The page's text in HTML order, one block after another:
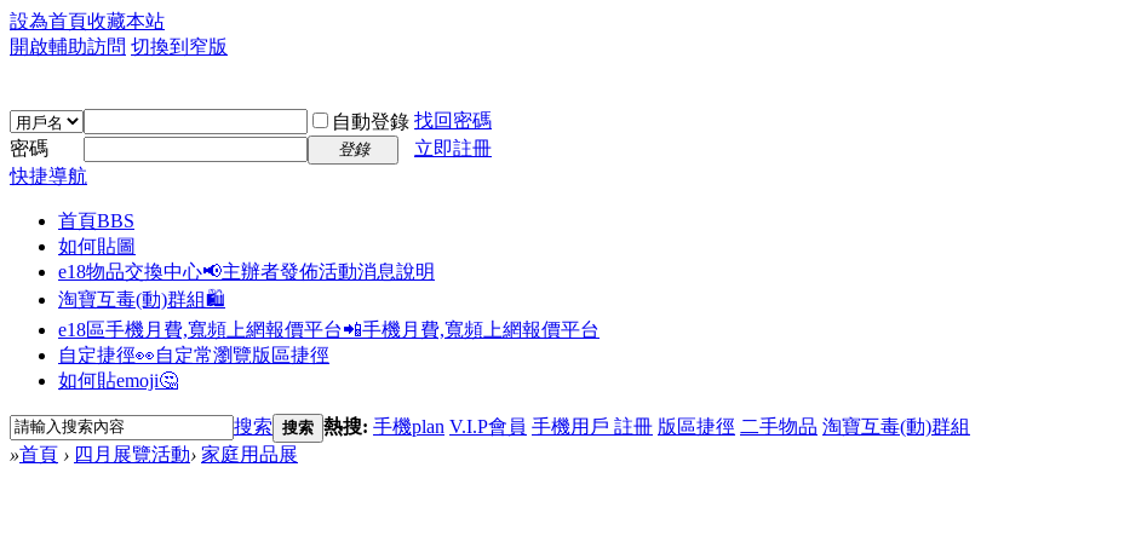
設為首頁收藏本站
開啟輔助訪問 切換到窄版
自動登錄 找回密碼
密碼
登錄
立即註冊
快捷導航
首頁BBS
如何貼圖
e18物品交換中心📢主辦者發佈活動消息說明
淘寶互毒(動)群組🛍️
e18區手機月費,寬頻上網報價平台📲手機月費,寬頻上網報價平台
自定捷徑👀自定常瀏覽版區捷徑
如何貼emoji🤔
搜索 搜索 熱搜: 手機plan V.I.P會員 手機用戶 註冊 版區捷徑 二手物品 淘寶互毒(動)群組
»首頁 › 四月展覽活動› 家庭用品展